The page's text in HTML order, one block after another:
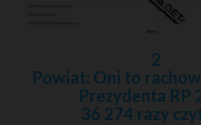
2
Powiat: Oni to
Prezydenta RP
36 274 razy